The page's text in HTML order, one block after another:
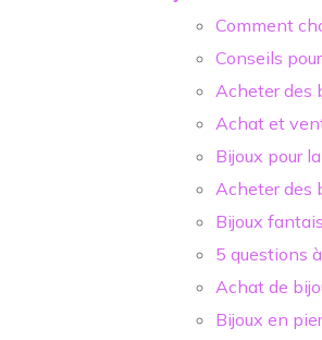
Comment
Conseils
Acheter des
Achat et
Bijoux pour
Acheter des
Bijoux
5 questions
Achat de
Bijoux en